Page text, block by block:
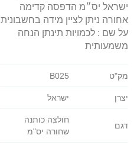
ישראל יס״מ הדפסה קדימה
אחורה ניתן לציין מידה בחשבונית
על שם : לכמויות תינתן הנחה
משמעותית
מק"ט B025
יצרן ישראל
דגם
חולצה כותנה
שחורה יס"מ